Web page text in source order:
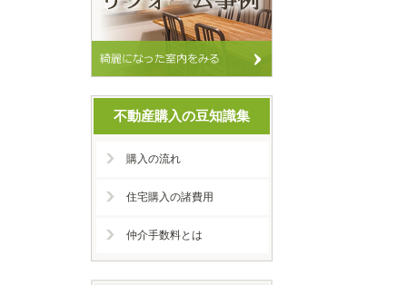
不動産購入の豆知識集
購入の流れ
住宅購入の諸費用
仲介手数料とは